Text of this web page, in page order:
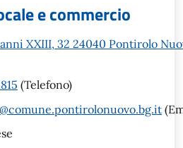
e commercio
XXIII, 32 24040 Pontirolo
(Telefono)